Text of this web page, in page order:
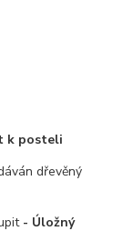
k posteli
dřevěný
- Úložný